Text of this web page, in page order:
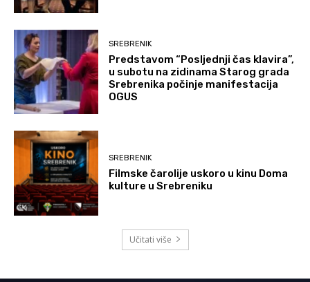
SREBRENIK
Predstavom “Posljednji čas klavira”,
u subotu na zidinama Starog grada
Srebrenika počinje manifestacija
OGUS
SREBRENIK
Filmske čarolije uskoro u kinu Doma
kulture u Srebreniku
Učitati više